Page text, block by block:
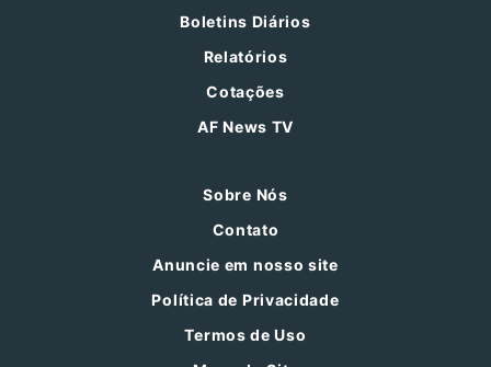
Boletins Diários
Relatórios
Cotações
AF News TV
Sobre Nós
Contato
Anuncie em nosso site
Política de Privacidade
Termos de Uso